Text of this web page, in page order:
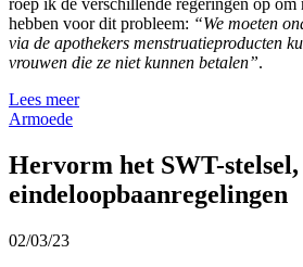
roep ik de verschillende regeringen op om
hebben voor dit probleem: “We moeten
via de apothekers menstruatieproducten
vrouwen die ze niet kunnen betalen”.
Lees meer
Armoede
Hervorm het SWT-
eindeloopbaanregelingen
02/03/23